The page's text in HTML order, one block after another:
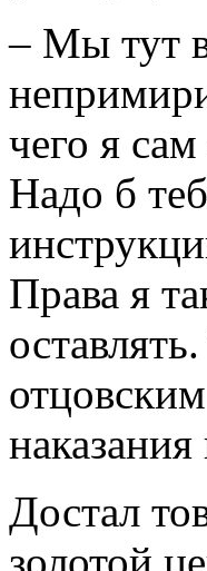
– Мы тут
чего я
Надо б
Права я
Достал
золотой